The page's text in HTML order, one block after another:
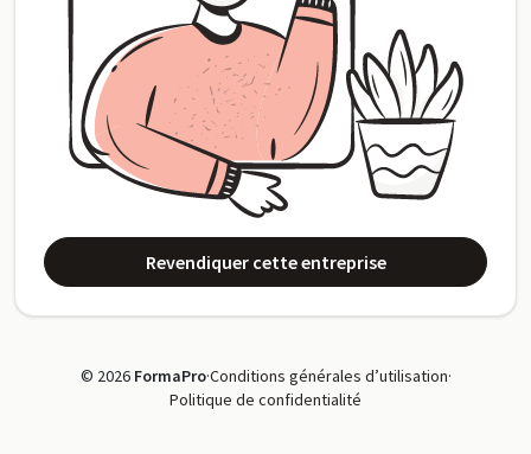
Revendiquer cette entreprise
© 2026 FormaPro·Conditions générales d’utilisation·
Politique de confidentialité